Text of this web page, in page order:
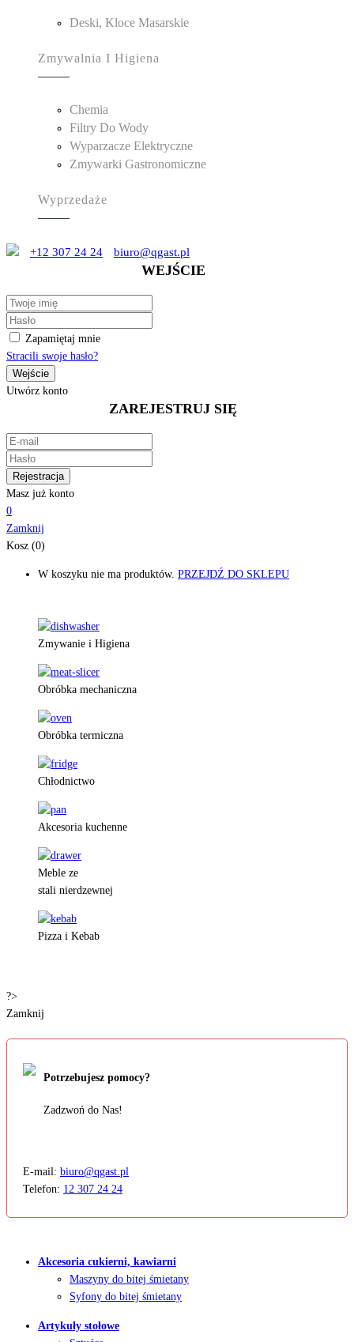
Deski, Kloce Masarskie
Zmywalnia I Higiena
Chemia
Filtry Do Wody
Wyparzacze Elektryczne
Zmywarki Gastronomiczne
Wyprzedaże
+12 307 24 24 biuro@qgast.pl
WEJŚCIE
Zapamiętaj mnie
Stracili swoje hasło?
Utwórz konto
ZAREJESTRUJ SIĘ
Masz już konto
0
Zamknij
Kosz (0)
W koszyku nie ma produktów. PRZEJDŹ DO SKLEPU
Zmywanie i Higiena
Obróbka mechaniczna
Obróbka termiczna
Chłodnictwo
Akcesoria kuchenne
Meble ze
stali nierdzewnej
Pizza i Kebab
?>
Zamknij
Potrzebujesz pomocy?
Zadzwoń do Nas!
E-mail: biuro@qgast.pl
Telefon: 12 307 24 24
Akcesoria cukierni, kawiarni
Maszyny do bitej śmietany
Syfony do bitej śmietany
Artykuły stołowe